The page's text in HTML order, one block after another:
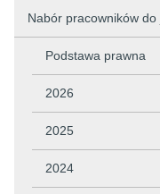
Nabór pracowników
Podstawa prawna
2026
2025
2024